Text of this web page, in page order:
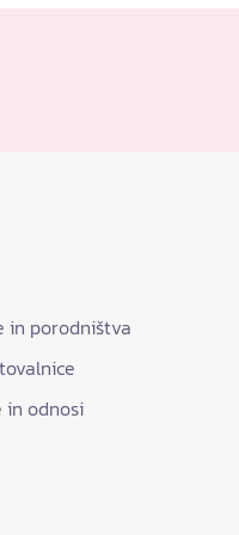
in porodništva
in odnosi